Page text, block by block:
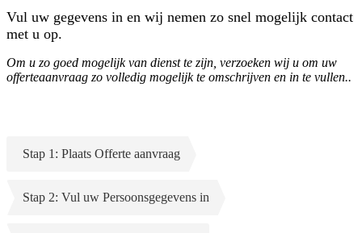
Vul uw gegevens in en wij nemen zo snel mogelijk contact
met u op.
Om u zo goed mogelijk van dienst te zijn, verzoeken wij u om uw
offerteaanvraag zo volledig mogelijk te omschrijven en in te vullen..
Stap 1: Plaats Offerte aanvraag
Stap 2: Vul uw Persoonsgegevens in